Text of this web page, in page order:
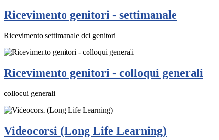
Ricevimento genitori - settimanale
Ricevimento settimanale dei genitori
Ricevimento genitori - colloqui generali
colloqui generali
Videocorsi (Long Life Learning)